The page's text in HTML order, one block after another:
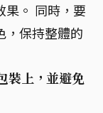
果。 同時，要
，保持整體的
裝上，並避免